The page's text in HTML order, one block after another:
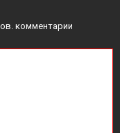
комментарии